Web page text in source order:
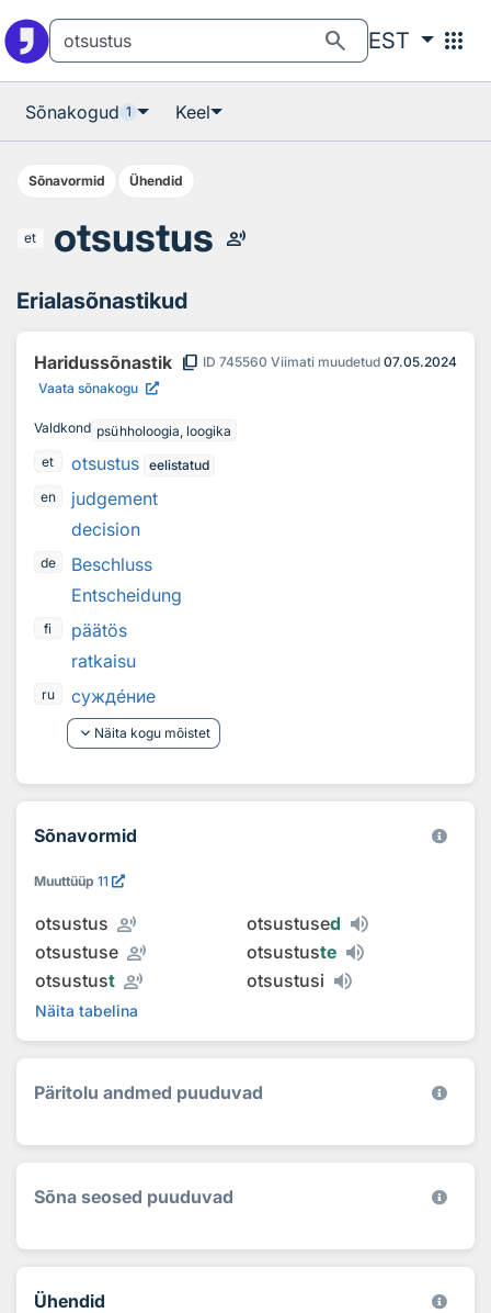
search EST apps
Sõnakogud 1 Keel
Sõnavormid Ühendid
et otsustus record_voice_over
Erialasõnastikud
Haridussõnastik content_copy ID 745560 Viimati muudetud 07.05.2024
Vaata sõnakogu
Valdkond psühholoogia, loogika
et
otsustus eelistatud
en
judgement
decision
de
Beschluss
Entscheidung
fi
päätös
ratkaisu
ru суждение
keyboard_arrow_down Näita kogu mõistet
Sõnavormid
Muuttüüp 11
otsustus record_voice_over otsustused
otsustuse record_voice_over otsustuste
otsustust record_voice_over otsustusi
Näita tabelina
Päritolu andmed puuduvad
Sõna seosed puuduvad
Ühendid